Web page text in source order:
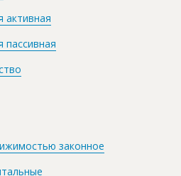
активная
пассивная
законное